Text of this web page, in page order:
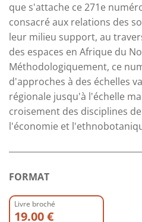
que s'attache ce 271e
consacré aux relations des
leur milieu support, au
des espaces en Afrique du
Méthodologiquement, ce
d'approches à des échelles
régionale jusqu'à l'échelle
croisement des disciplines
l'économie et
FORMAT
Livre broché
19.00 €